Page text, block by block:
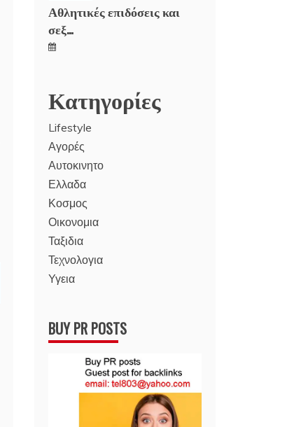
Αθλητικές επιδόσεις και
σεξ…
Κατηγορίες
Lifestyle
Αγορές
Αυτοκινητο
Ελλαδα
Κοσμος
Οικονομια
Ταξιδια
Τεχνολογια
Υγεια
BUY PR POSTS